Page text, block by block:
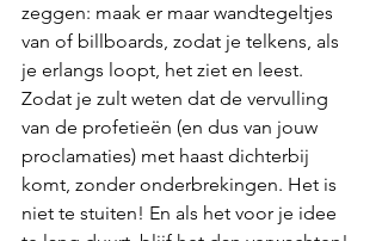
zeggen: maak er maar wandtegeltjes
van of billboards, zodat je telkens, als
je erlangs loopt, het ziet en leest.
Zodat je zult weten dat de vervulling
van de profetieën (en dus van jouw
proclamaties) met haast dichterbij
komt, zonder onderbrekingen. Het is
niet te stuiten! En als het voor je idee